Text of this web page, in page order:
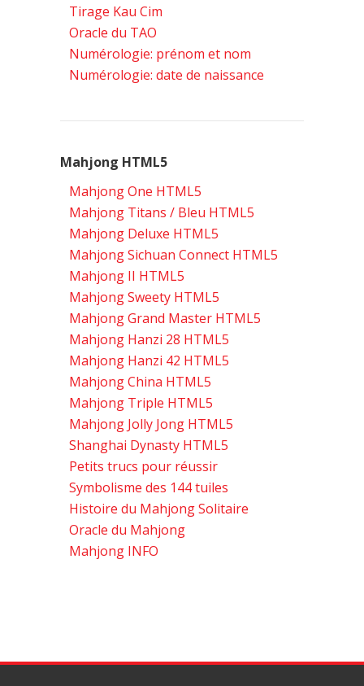
Tirage Kau Cim
Oracle du TAO
Numérologie: prénom et nom
Numérologie: date de naissance
Mahjong HTML5
Mahjong One HTML5
Mahjong Titans / Bleu HTML5
Mahjong Deluxe HTML5
Mahjong Sichuan Connect HTML5
Mahjong II HTML5
Mahjong Sweety HTML5
Mahjong Grand Master HTML5
Mahjong Hanzi 28 HTML5
Mahjong Hanzi 42 HTML5
Mahjong China HTML5
Mahjong Triple HTML5
Mahjong Jolly Jong HTML5
Shanghai Dynasty HTML5
Petits trucs pour réussir
Symbolisme des 144 tuiles
Histoire du Mahjong Solitaire
Oracle du Mahjong
Mahjong INFO